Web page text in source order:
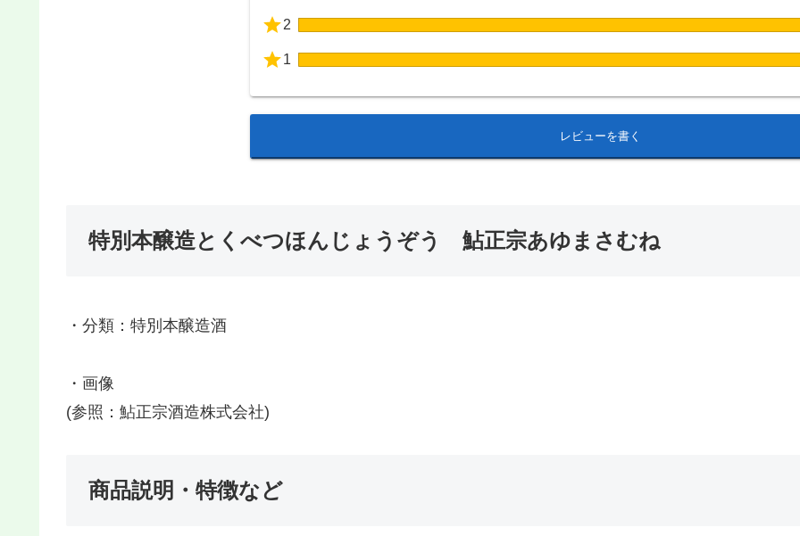
2
1
レビューを書く
特別本醸造とくべつほんじょうぞう 鮎正宗あゆまさむね
・分類：特別本醸造酒
・画像
(参照：鮎正宗酒造株式会社)
商品説明・特徴など